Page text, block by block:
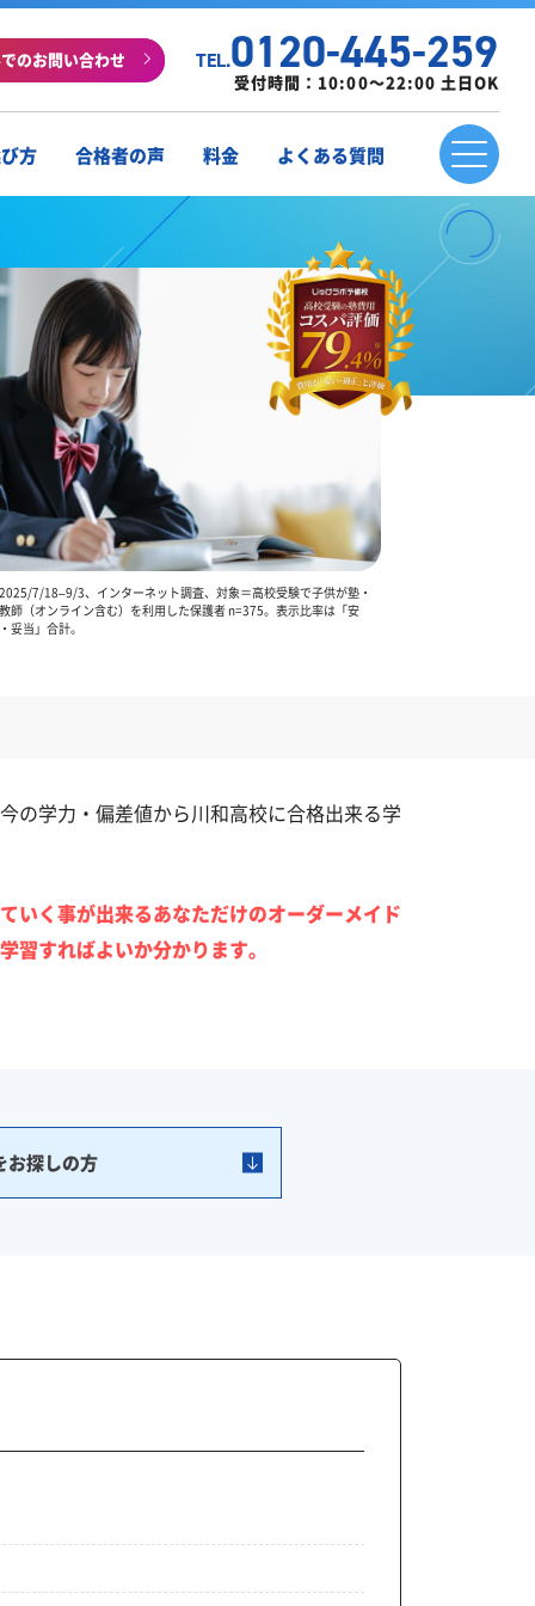
のお問い合わせ TEL.0120-445-259
受付時間：10:00～22:00 土日OK
方 合格者の声 料金 よくある質問
7/18–9/3、インターネット調査、対象＝高校受験で子供が塾・
師（オンライン含む）を利用した保護者 n=375。表示比率は「安
妥当」合計。
の学力・偏差値から川和高校に合格出来る学
いく事が出来るあなただけのオーダーメイド
すればよいか分かります。
お探しの方